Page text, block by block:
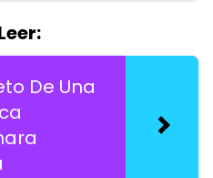
De Una